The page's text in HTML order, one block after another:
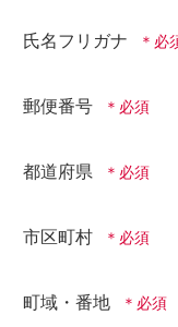
氏名フリガナ
郵便番号
都道府県
市区町村
町域・番地